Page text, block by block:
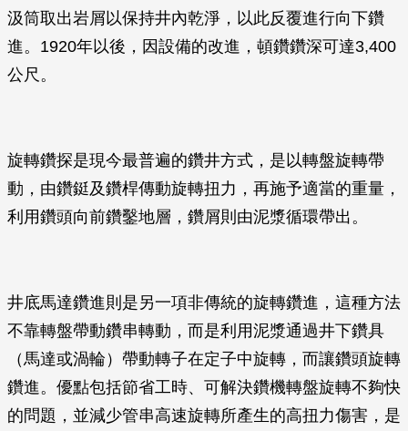
汲筒取出岩屑以保持井內乾淨，以此反覆進行向下鑽
進。1920年以後，因設備的改進，頓鑽鑽深可達3,400
公尺。
旋轉鑽探是現今最普遍的鑽井方式，是以轉盤旋轉帶
動，由鑽鋌及鑽桿傳動旋轉扭力，再施予適當的重量，
利用鑽頭向前鑽鑿地層，鑽屑則由泥漿循環帶出。
井底馬達鑽進則是另一項非傳統的旋轉鑽進，這種方法
不靠轉盤帶動鑽串轉動，而是利用泥漿通過井下鑽具
（馬達或渦輪）帶動轉子在定子中旋轉，而讓鑽頭旋轉
鑽進。優點包括節省工時、可解決鑽機轉盤旋轉不夠快
的問題，並減少管串高速旋轉所產生的高扭力傷害，是